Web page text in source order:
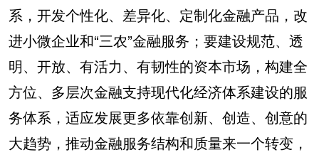
系，开发个性化、差异化、定制化金融产品，改
进小微企业和“三农”金融服务；要建设规范、透
明、开放、有活力、有韧性的资本市场，构建全
方位、多层次金融支持现代化经济体系建设的服
务体系，适应发展更多依靠创新、创造、创意的
大趋势，推动金融服务结构和质量来一个转变，